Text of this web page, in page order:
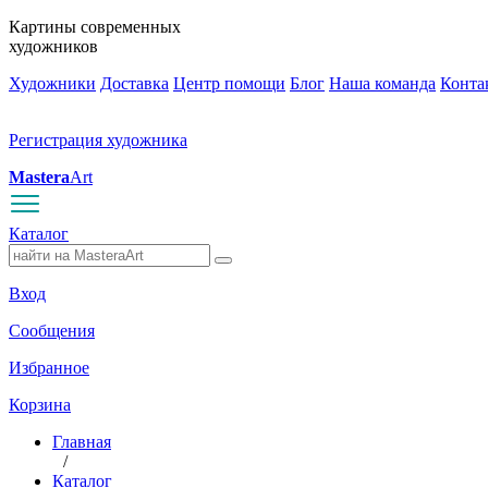
Картины современных
художников
Художники Доставка Центр помощи Блог Наша команда
Регистрация художника
MasteraArt
Каталог
Вход
Сообщения
Избранное
Корзина
Главная
/
Каталог